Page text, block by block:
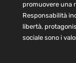
promuovere una
Responsabilità
libertà,
sociale sono i